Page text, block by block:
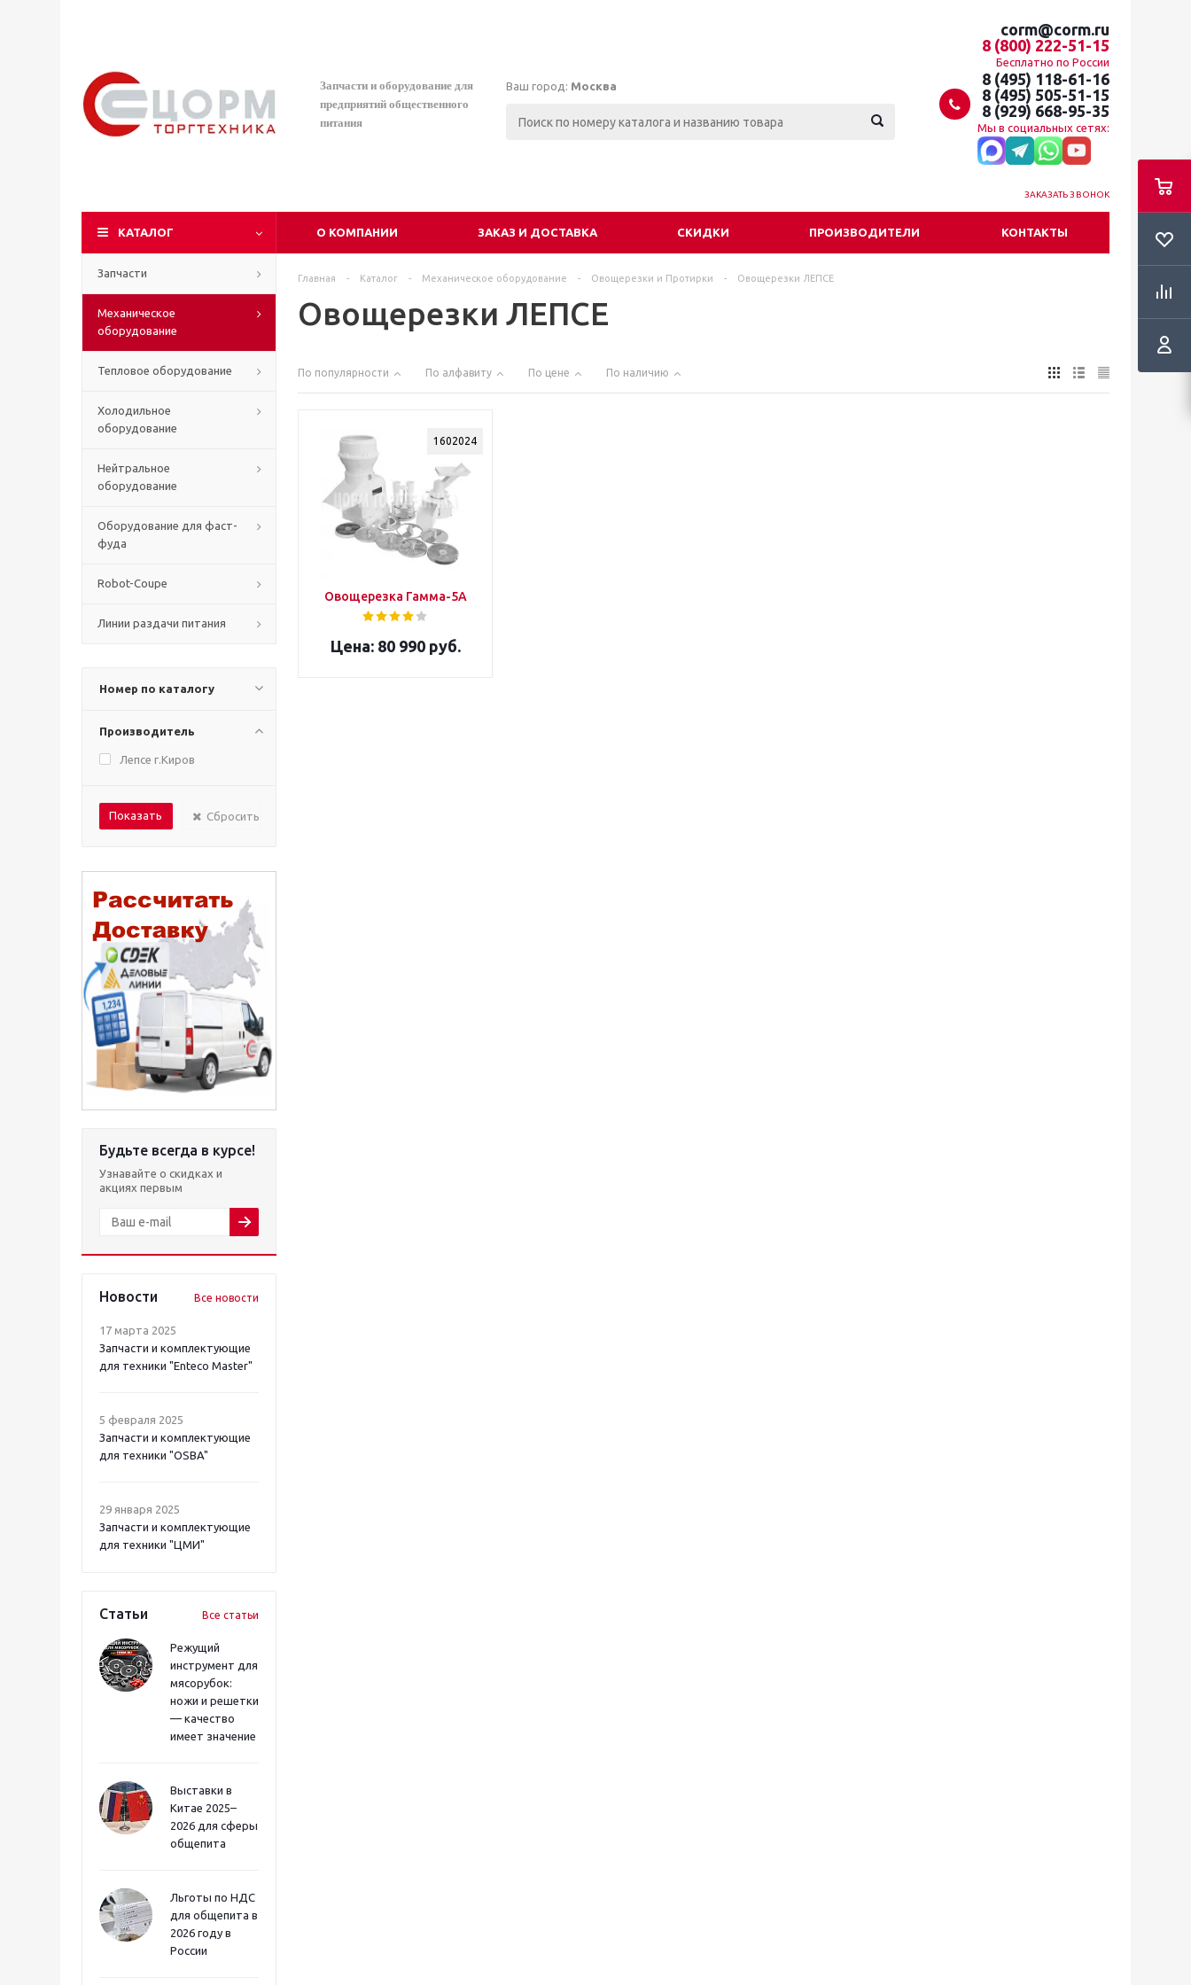
Запчасти и оборудование для
предприятий общественного
питания
Ваш город: Москва
corm@corm.ru
8 (800) 222-51-15
Бесплатно по России
8 (495) 118-61-16
8 (495) 505-51-15
8 (929) 668-95-35
Мы в социальных сетях:
ЗАКАЗАТЬ ЗВОНОК
КАТАЛОГ О КОМПАНИИ ЗАКАЗ И ДОСТАВКА СКИДКИ ПРОИЗВОДИТЕЛИ КОНТАКТЫ
Запчасти
Механическое
оборудование
Тепловое оборудование
Холодильное
оборудование
Нейтральное
оборудование
Оборудование для фаст-
фуда
Robot-Coupe
Линии раздачи питания
Номер по каталогу
Производитель
Лепсе г.Киров
Сбросить
Будьте всегда в курсе!
Узнавайте о скидках и
акциях первым
Новости Все новости
17 марта 2025
Запчасти и комплектующие
для техники "Enteco Master"
5 февраля 2025
Запчасти и комплектующие
для техники "OSBA"
29 января 2025
Запчасти и комплектующие
для техники "ЦМИ"
Статьи Все статьи
Режущий
инструмент для
мясорубок:
ножи и решетки
— качество
имеет значение
Выставки в
Китае 2025–
2026 для сферы
общепита
Льготы по НДС
для общепита в
2026 году в
России
Главная - Каталог - Механическое оборудование - Овощерезки и Протирки - Овощерезки ЛЕПСЕ
Овощерезки ЛЕПСЕ
По популярности По алфавиту По цене По наличию
1602024
Овощерезка Гамма-5А
80 990 руб.